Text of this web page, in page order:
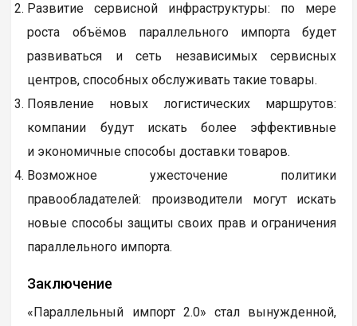
Развитие сервисной инфраструктуры: по мере
роста объёмов параллельного импорта будет
развиваться и сеть независимых сервисных
центров, способных обслуживать такие товары.
Появление новых логистических маршрутов:
компании будут искать более эффективные
и экономичные способы доставки товаров.
Возможное ужесточение политики
правообладателей: производители могут искать
новые способы защиты своих прав и ограничения
параллельного импорта.
Заключение
«Параллельный импорт 2.0» стал вынужденной,